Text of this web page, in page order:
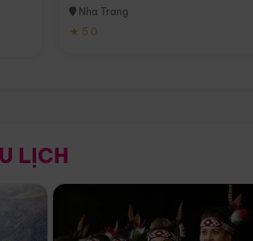
Nha Trang
★ 5.0
LỊCH